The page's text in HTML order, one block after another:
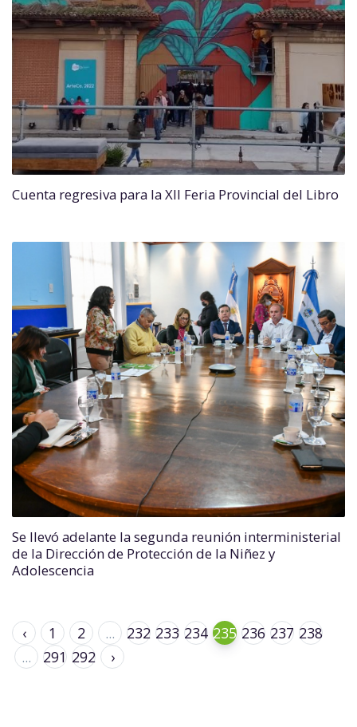
Cuenta regresiva para la XII Feria Provincial del Libro
Se llevó adelante la segunda reunión interministerial
de la Dirección de Protección de la Niñez y
Adolescencia
‹ 1 2 ... 232 233 234 235 236 237 238
...
291 292 ›